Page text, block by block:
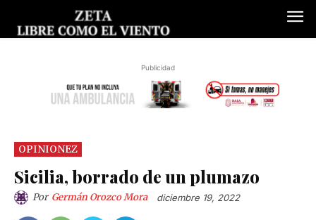
Publicidad
OPINIONEZ
Sicilia, borrado de un plumazo
Por Germán Orozco Mora diciembre 19, 2022